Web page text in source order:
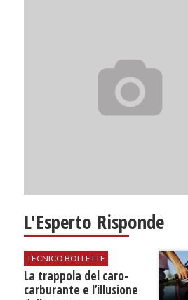
L'Esperto Risponde
TECNICO BOLLETTE
​La trappola del caro-
carburante e l’illusione